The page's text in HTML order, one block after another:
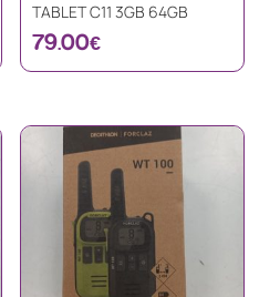
TABLET C11 3GB 64GB
79.00€